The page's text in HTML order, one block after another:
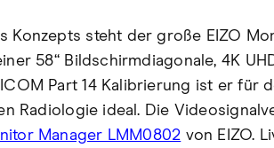
Konzepts steht der große EIZO
58‘‘ Bildschirmdiagonale, 4K
Part 14 Kalibrierung ist er für
Radiologie ideal. Die
Manager LMM0802 von EIZO.